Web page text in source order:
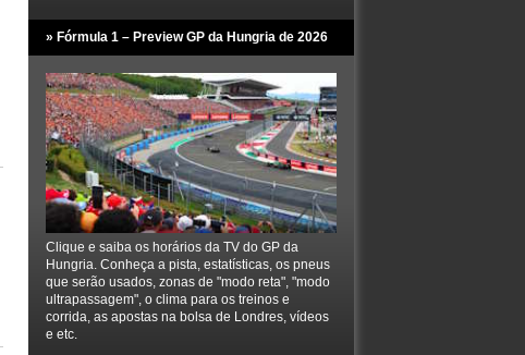
» Fórmula 1 – Preview GP da Hungria de 2026
Clique e saiba os horários da TV do GP da
Hungria. Conheça a pista, estatísticas, os pneus
que serão usados, zonas de "modo reta", "modo
ultrapassagem", o clima para os treinos e
corrida, as apostas na bolsa de Londres, vídeos
e etc.